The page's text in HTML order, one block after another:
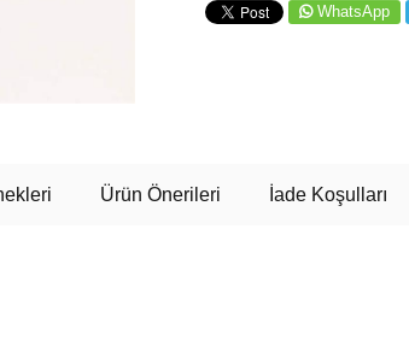
WhatsApp
Ürün Önerileri İade Koşulları